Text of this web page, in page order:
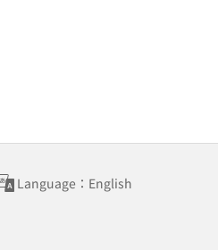
Language：English